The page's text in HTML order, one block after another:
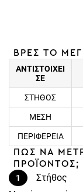
ΒΡΕΣ ΤΟ
ΑΝΤΙΣΤΟΙΧΕΙ
ΣΕ
ΣΤΗΘΟΣ
ΜΕΣΗ
ΠΕΡΙΦΕΡΕΙΑ
ΠΩΣ ΝΑ
ΠΡΟΪΟΝΤΟΣ;
1
Στήθος